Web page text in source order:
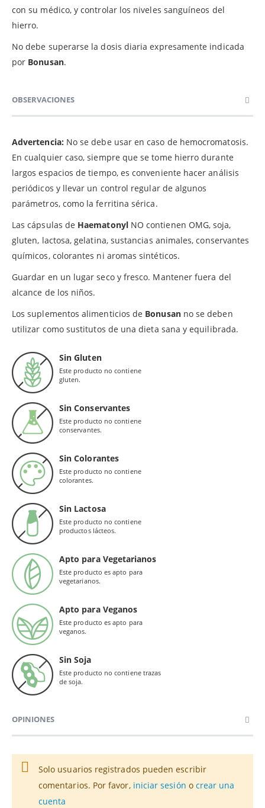
con su médico, y controlar los niveles sanguíneos del
hierro.
No debe superarse la dosis diaria expresamente indicada
por Bonusan.
OBSERVACIONES
Advertencia: No se debe usar en caso de hemocromatosis.
En cualquier caso, siempre que se tome hierro durante
largos espacios de tiempo, es conveniente hacer análisis
periódicos y llevar un control regular de algunos
parámetros, como la ferritina sérica.
Las cápsulas de Haematonyl NO contienen OMG, soja,
gluten, lactosa, gelatina, sustancias animales, conservantes
químicos, colorantes ni aromas sintéticos.
Guardar en un lugar seco y fresco. Mantener fuera del
alcance de los niños.
Los suplementos alimenticios de Bonusanno se deben
utilizar como sustitutos de una dieta sana y equilibrada.
Sin Gluten
Este producto no contiene
gluten.
Sin Conservantes
Este producto no contiene
conservantes.
Sin Colorantes
Este producto no contiene
colorantes.
Sin Lactosa
Este producto no contiene
productos lácteos.
Apto para Vegetarianos
Este producto es apto para
vegetarianos.
Apto para Veganos
Este producto es apto para
veganos.
Sin Soja
Este producto no contiene trazas
de soja.
OPINIONES
Solo usuarios registrados pueden escribir
comentarios. Por favor, iniciar sesión o crear una
cuenta